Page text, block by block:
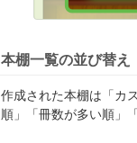
本棚一覧の並び替え
作成された本棚は「カ
順」「冊数が多い順」